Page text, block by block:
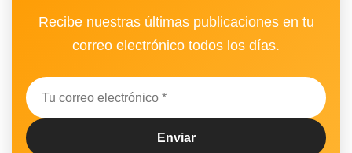
Recibe nuestras últimas publicaciones en tu
correo electrónico todos los días.